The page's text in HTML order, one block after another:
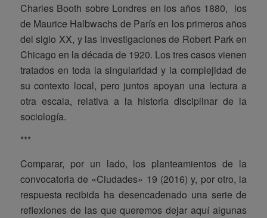
Charles Booth sobre Londres en los años 1880, los
de Maurice Halbwachs de París en los primeros años
del siglo XX, y las investigaciones de Robert Park en
Chicago en la década de 1920. Los tres casos vienen
tratados en toda la singularidad y la complejidad de
su contexto local, pero juntos apoyan una lectura a
otra escala, relativa a la historia disciplinar de la
sociología.
***
Comparar, por un lado, los planteamientos de la
convocatoria de «Ciudades» 19 (2016) y, por otro, la
respuesta recibida ha desencadenado una serie de
reflexiones de las que queremos dejar aquí algunas